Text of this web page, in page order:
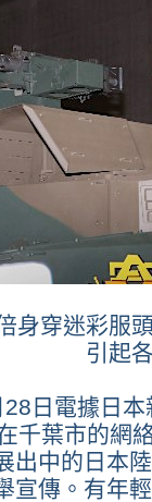
身穿迷彩服
引起
電據日本
千葉市的網
出中的日本
宣傳。有年